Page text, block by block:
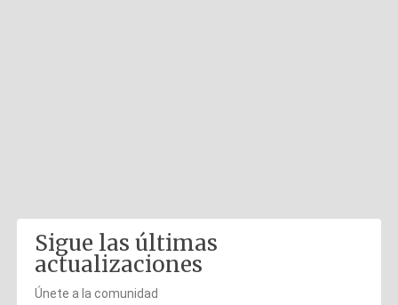
Sigue las últimas
actualizaciones
Únete a la comunidad